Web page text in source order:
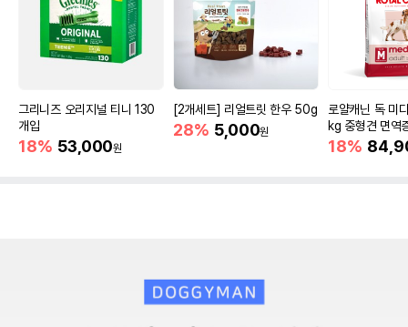
그리니즈 오리지널 티니 130
개입
18% 53,000원
[2개세트] 리얼트릿 한우 50g
28% 5,000원
로얄캐닌 독 미
kg 중형견 면역
18%